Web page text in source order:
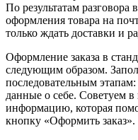
По результатам
оформления товара на
только ждать доставки и
Оформление заказа в
следующим образом.
последовательным
данные о себе. Советуем в
информацию, которая
кнопку «Оформить заказ».